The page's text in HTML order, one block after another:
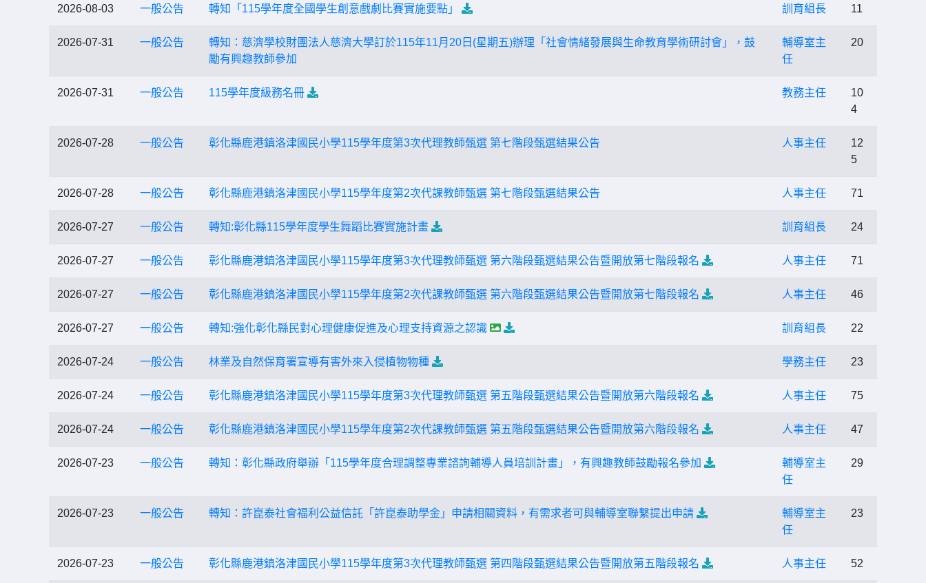
2026-08-03 一般公告 轉知「115學年度全國學生創意戲劇比賽實施要點」 訓育組長 11
2026-07-31 一般公告
轉知：慈濟學校財團法人慈濟大學訂於115年11月20日(星期五)辦理「社會情緒發展與生命教育學術研討會」，鼓
勵有興趣教師參加
輔導室主
任
20
2026-07-31 一般公告 115學年度級務名冊 教務主任
10
4
2026-07-28 一般公告 彰化縣鹿港鎮洛津國民小學115學年度第3次代理教師甄選 第七階段甄選結果公告 人事主任
12
5
2026-07-28 一般公告 彰化縣鹿港鎮洛津國民小學115學年度第2次代課教師甄選 第七階段甄選結果公告 人事主任 71
2026-07-27 一般公告 轉知:彰化縣115學年度學生舞蹈比賽實施計畫 訓育組長 24
2026-07-27 一般公告 彰化縣鹿港鎮洛津國民小學115學年度第3次代理教師甄選 第六階段甄選結果公告暨開放第七階段報名 人事主任 71
2026-07-27 一般公告 彰化縣鹿港鎮洛津國民小學115學年度第2次代課教師甄選 第六階段甄選結果公告暨開放第七階段報名 人事主任 46
2026-07-27 一般公告 轉知:強化彰化縣民對心理健康促進及心理支持資源之認識 訓育組長 22
2026-07-24 一般公告 林業及自然保育署宣導有害外來入侵植物物種 學務主任 23
2026-07-24 一般公告 彰化縣鹿港鎮洛津國民小學115學年度第3次代理教師甄選 第五階段甄選結果公告暨開放第六階段報名 人事主任 75
2026-07-24 一般公告 彰化縣鹿港鎮洛津國民小學115學年度第2次代課教師甄選 第五階段甄選結果公告暨開放第六階段報名 人事主任 47
2026-07-23 一般公告 轉知：彰化縣政府舉辦「115學年度合理調整專業諮詢輔導人員培訓計畫」，有興趣教師鼓勵報名參加
輔導室主
任
29
2026-07-23 一般公告 轉知：許崑泰社會福利公益信託「許崑泰助學金」申請相關資料，有需求者可與輔導室聯繫提出申請
輔導室主
任
23
2026-07-23 一般公告 彰化縣鹿港鎮洛津國民小學115學年度第3次代理教師甄選 第四階段甄選結果公告暨開放第五階段報名 人事主任 52